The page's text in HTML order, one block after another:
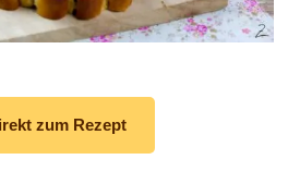
zum Rezept